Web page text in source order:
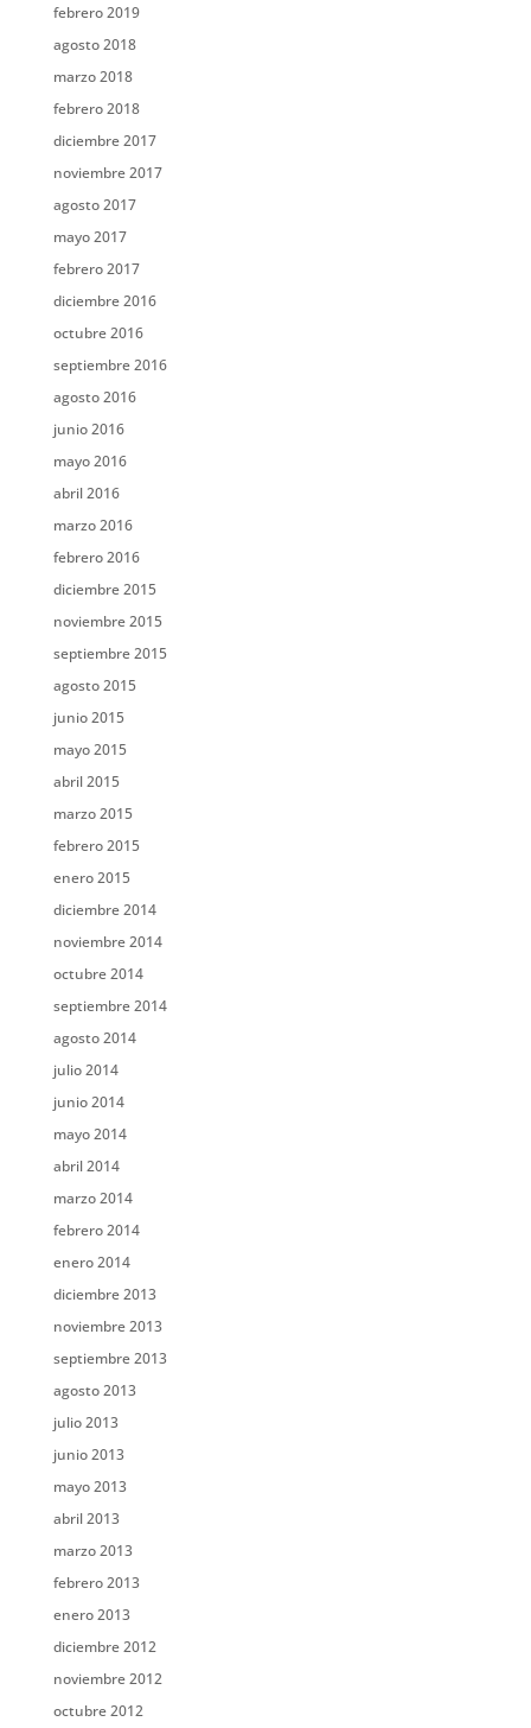
febrero 2019
agosto 2018
marzo 2018
febrero 2018
diciembre 2017
noviembre 2017
agosto 2017
mayo 2017
febrero 2017
diciembre 2016
octubre 2016
septiembre 2016
agosto 2016
junio 2016
mayo 2016
abril 2016
marzo 2016
febrero 2016
diciembre 2015
noviembre 2015
septiembre 2015
agosto 2015
junio 2015
mayo 2015
abril 2015
marzo 2015
febrero 2015
enero 2015
diciembre 2014
noviembre 2014
octubre 2014
septiembre 2014
agosto 2014
julio 2014
junio 2014
mayo 2014
abril 2014
marzo 2014
febrero 2014
enero 2014
diciembre 2013
noviembre 2013
septiembre 2013
agosto 2013
julio 2013
junio 2013
mayo 2013
abril 2013
marzo 2013
febrero 2013
enero 2013
diciembre 2012
noviembre 2012
octubre 2012